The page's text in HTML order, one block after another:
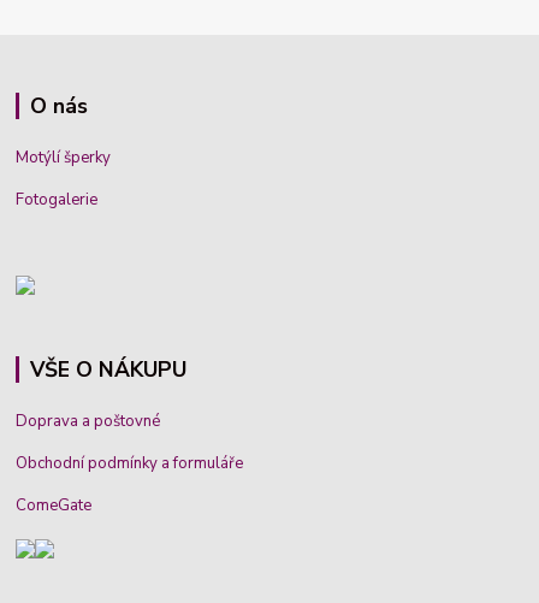
O nás
Motýlí šperky
Fotogalerie
VŠE O NÁKUPU
Doprava a poštovné
Obchodní podmínky a formuláře
ComeGate